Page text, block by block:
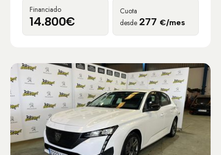
Financiado
14.800€
Cuota
desde 277 €/mes